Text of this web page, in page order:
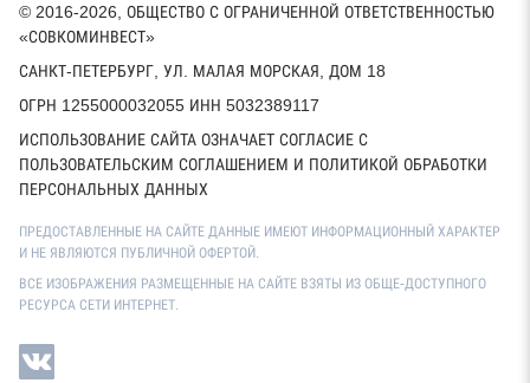
© 2016-2026, ОБЩЕСТВО С ОГРАНИЧЕННОЙ ОТВЕТСТВЕННОСТЬЮ
«СОВКОМИНВЕСТ»
САНКТ-ПЕТЕРБУРГ, УЛ. МАЛАЯ МОРСКАЯ, ДОМ 18
ОГРН 1255000032055 ИНН 5032389117
ИСПОЛЬЗОВАНИЕ САЙТА ОЗНАЧАЕТ СОГЛАСИЕ С
ПОЛЬЗОВАТЕЛЬСКИМ СОГЛАШЕНИЕМ И ПОЛИТИКОЙ ОБРАБОТКИ
ПЕРСОНАЛЬНЫХ ДАННЫХ
ПРЕДОСТАВЛЕННЫЕ НА САЙТЕ ДАННЫЕ ИМЕЮТ ИНФОРМАЦИОННЫЙ ХАРАКТЕР
И НЕ ЯВЛЯЮТСЯ ПУБЛИЧНОЙ ОФЕРТОЙ.
ВСЕ ИЗОБРАЖЕНИЯ РАЗМЕЩЕННЫЕ НА САЙТЕ ВЗЯТЫ ИЗ ОБЩЕ-ДОСТУПНОГО
РЕСУРСА СЕТИ ИНТЕРНЕТ.